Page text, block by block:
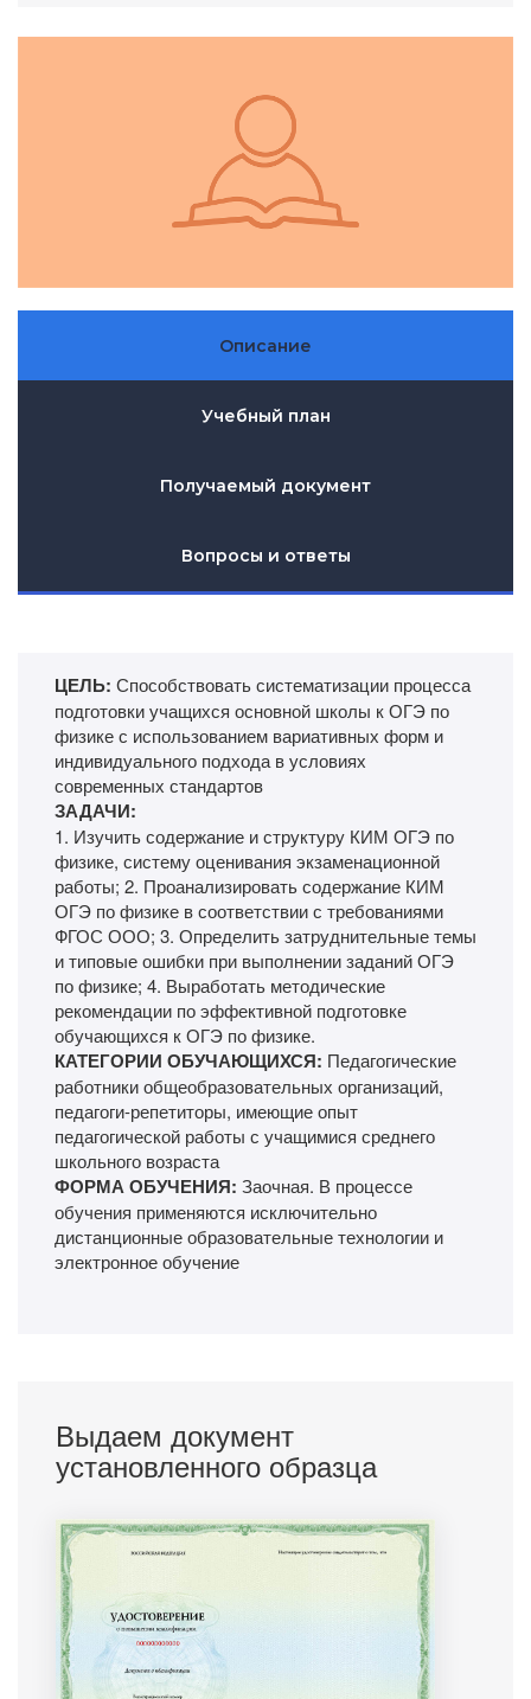
Описание
Учебный план
Получаемый документ
Вопросы и ответы
ЦЕЛЬ: Способствовать систематизации процесса
подготовки учащихся основной школы к ОГЭ по
физике с использованием вариативных форм и
индивидуального подхода в условиях
современных стандартов
ЗАДАЧИ:
1. Изучить содержание и структуру КИМ ОГЭ по
физике, систему оценивания экзаменационной
работы; 2. Проанализировать содержание КИМ
ОГЭ по физике в соответствии с требованиями
ФГОС ООО; 3. Определить затруднительные темы
и типовые ошибки при выполнении заданий ОГЭ
по физике; 4. Выработать методические
рекомендации по эффективной подготовке
обучающихся к ОГЭ по физике.
КАТЕГОРИИ ОБУЧАЮЩИХСЯ: Педагогические
работники общеобразовательных организаций,
педагоги-репетиторы, имеющие опыт
педагогической работы с учащимися среднего
школьного возраста
ФОРМА ОБУЧЕНИЯ: Заочная. В процессе
обучения применяются исключительно
дистанционные образовательные технологии и
электронное обучение
Выдаем документ
установленного образца